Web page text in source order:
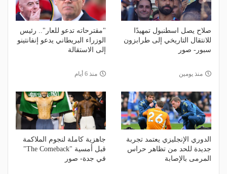
صلاح يصل اسطنبول تمهيدًا
للانتقال التاريخي إلى طرابزون
سبور- صور
منذ يومين
"مقترحاته تدعو للعار".. رئيس
الوزراء البريطاني يدعو إنفانتينو
إلى الاستقالة
منذ 6 أيام
الدوري الإنجليزي يعتمد تجربة
جديدة للحد من تظاهر حراس
المرمى بالإصابة
جاهزية كاملة لنجوم الملاكمة
قبل أمسية "The Comeback"
في جدة- صور